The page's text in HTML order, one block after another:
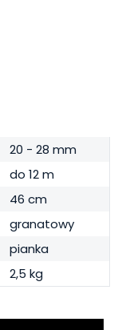
20 - 28 mm
do 12 m
46 cm
granatowy
pianka
2,5 kg